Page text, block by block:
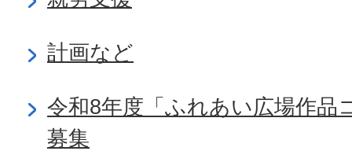
計画など
令和8年度「ふれあい広場作品
募集